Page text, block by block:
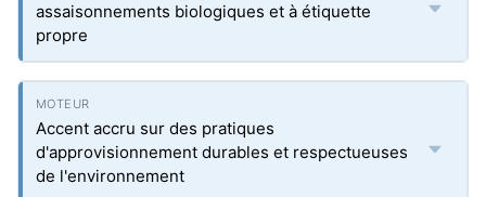
assaisonnements biologiques et à étiquette
propre
Accent accru sur des pratiques
d'approvisionnement durables et respectueuses
de l'environnement